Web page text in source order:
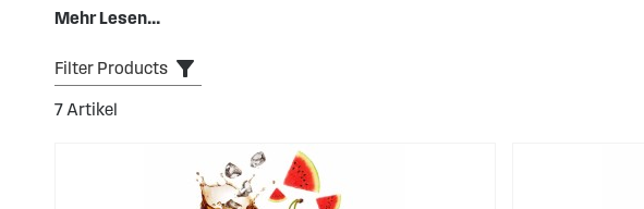
Liquid erwarten. Wir haben eine riesige Auswahl an E-Liquids mit hohem
Weiterlesen...
Mehr Lesen...
Filter Products
7 Artikel